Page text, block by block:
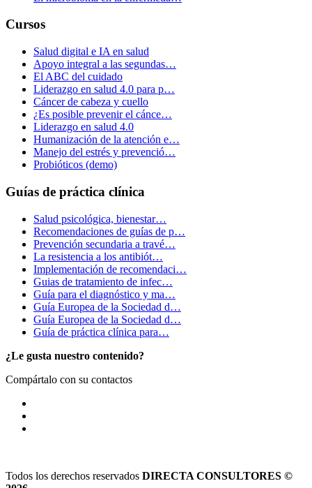
Cursos
Salud digital e IA en salud
Apoyo integral a las segundas…
El ABC del cuidado
Liderazgo en salud 4.0 para p…
Cáncer de cabeza y cuello
¿Es posible prevenir el cánce…
Liderazgo en salud 4.0
Humanización de la atención e…
Manejo del estrés y prevenció…
Probióticos (demo)
Guías de práctica clínica
Salud psicológica, bienestar…
Recomendaciones de guías de p…
Prevención secundaria a travé…
La resistencia a los antibiót…
Implementación de recomendaci…
Guias de tratamiento de infec…
Guía para el diagnóstico y ma…
Guía Europea de la Sociedad d…
Guía Europea de la Sociedad d…
Guía de práctica clínica para…
¿Le gusta nuestro contenido?
Compártalo con su contactos
Todos los derechos reservados DIRECTA CONSULTORES ©